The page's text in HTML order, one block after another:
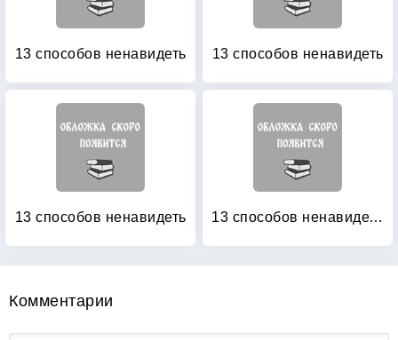
13 способов ненавидеть 13 способов ненавидеть
13 способов ненавидеть 13 способов ненавидеть: Уйти нельзя остаться
Комментарии